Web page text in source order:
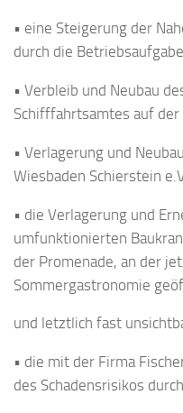
• eine Steigerung der
durch die
• Verbleib und Neubau
Schifffahrtsamtes auf der
• Verlagerung und
Wiesbaden Schierstein
• die Verlagerung und
umfunktionierten
der Promenade, an der
Sommergastronomie
und letztlich fast
• die mit der Firma
des Schadensrisikos